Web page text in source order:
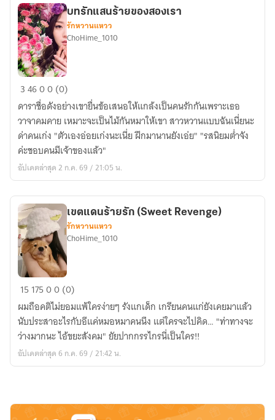
บท
แสน
ร้าย
ของ
สอง
เรา
บทรักแสนร้ายของสองเรา
รักหวานแหวว
ChoHime_1010
34600 (0)
ดาราชื่อดังอย่างเขายื่นข้อเสนอให้แกล้งเป็นคนรักกันเพราะเธอ
วาจาคมคาย เหมาะจะเป็นไม้กันหมาให้เขา สาวหวานแบบฉันเนี่ยนะ
ด่าคนเก่ง "ตัวเองอ่อยเก่งนะเนี่ย ฝึกมานานยังเอ่ย" "รสนิยมต่ำจัง
ค่ะชอบคนมีเจ้าของแล้ว"
อัปเดตล่าสุด 2 ก.ค. 69 / 21:05 น.
เขตแดน
ร้าย
รัก
(Sweet
Revenge)
เขตแดนร้ายรัก (Sweet Revenge)
รักหวานแหวว
ChoHime_1010
15 17500 (0)
ผมถือคติไม่ยอมแพ้ใครง่ายๆ รังแกเด็ก เกรียนคนแก่ยังเคยมาแล้ว
นับประสาอะไรกับอีแค่หมอหมาคนนึง แต่ใครจะไปคิด… "ท่าทางจะ
ว่างมากนะ ไอ้ขยะสังคม" ยัยปากกรรไกรนี่เป็นใคร!!
อัปเดตล่าสุด 6 ก.ค. 69 / 21:42 น.